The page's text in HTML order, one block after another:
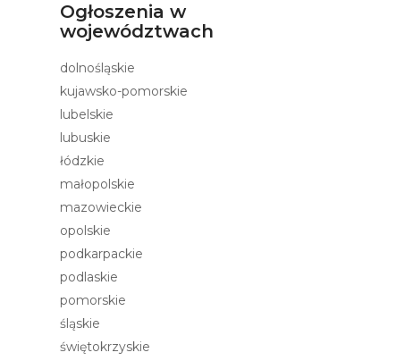
Ogłoszenia w
województwach
dolnośląskie
kujawsko-pomorskie
lubelskie
lubuskie
łódzkie
małopolskie
mazowieckie
opolskie
podkarpackie
podlaskie
pomorskie
śląskie
świętokrzyskie